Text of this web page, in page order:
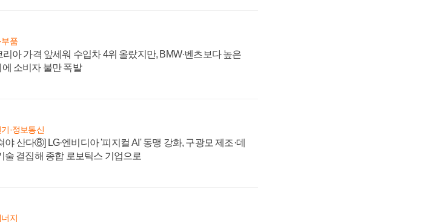
부품
리아 가격 앞세워 수입차 4위 올랐지만, BMW·벤츠보다 높은
에 소비자 불만 폭발
·정보통신
야 산다⑧] LG·엔비디아 '피지컬 AI' 동맹 강화, 구광모 제조·데
술 결집해 종합 로보틱스 기업으로
너지